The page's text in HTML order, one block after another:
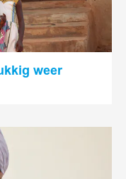
weer